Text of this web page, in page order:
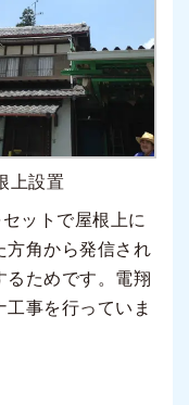
上設置
ットで屋根上に
方角から発信され
るためです。電翔
事を行っていま